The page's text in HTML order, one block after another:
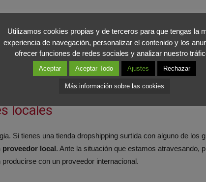
durante el confinamiento, y si tu tienda online vende
que ya queda menos tiempo de confinamientodel que
China, con más razón.
locales
Si tienes una tienda dropshipping surtida con alguno de los
proveedor local. Ante la situación que estamos atravesando,
con un proveedor internacional.
Utilizamos cookies propias y de terceros para que tengas la
experiencia de navegación, personalizar el contenido y los
ofrecer funciones de redes sociales y analizar nuestro
Aceptar Aceptar Todo Ajustes Rechazar
Más información sobre las cookies